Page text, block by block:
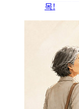
목!